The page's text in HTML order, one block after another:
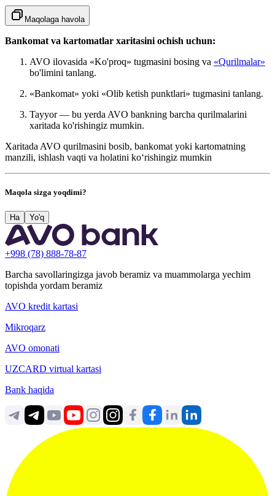
Maqolaga havola
Bankomat va kartomatlar xaritasini ochish uchun:
AVO ilovasida «Ko'proq» tugmasini bosing va «Qurilmalar»
bo'limini tanlang.
«Bankomat» yoki «Olib ketish punktlari» tugmasini tanlang.
Tayyor — bu yerda AVO bankning barcha qurilmalarini
xaritada ko'rishingiz mumkin.
Xaritada AVO qurilmasini bosib, bankomat yoki kartomatning
manzili, ishlash vaqti va holatini ko‘rishingiz mumkin
Maqola sizga yoqdimi?
Ha Yo'q
+998 (78) 888-78-87
Barcha savollaringizga javob beramiz va muammolarga yechim
topishda yordam beramiz
AVO kredit kartasi
Mikroqarz
AVO omonati
UZCARD virtual kartasi
Bank haqida